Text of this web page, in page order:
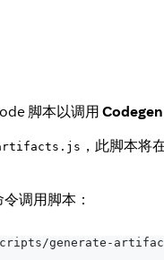
脚本以调用 Codegen
，此脚本将
调用脚本：
scripts/generate-